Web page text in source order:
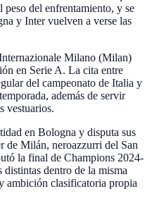
peso del enfrentamiento, y se
y Inter vuelven a verse las
Milano (Milan)
en Serie A. La cita entre
del campeonato de Italia y
además de servir
vestuarios.
en Bologna y disputa sus
de Milán, neroazzurri del San
la final de Champions 2024-
distintas dentro de la misma
ambición clasificatoria propia